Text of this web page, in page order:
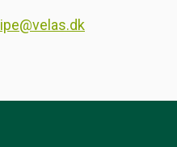
lipe@velas.dk